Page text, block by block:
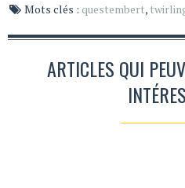
Mots clés : questembert,
ARTICLES QUI